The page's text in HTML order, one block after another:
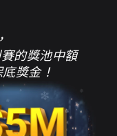
的獎池中額
獎金！